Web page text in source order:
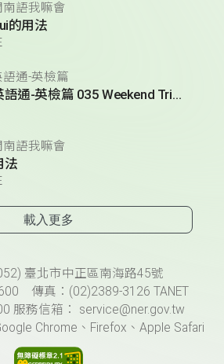
南語我嘛會
的用法
通-英檢篇
超級英語通-英檢篇 035 Weekend Trip- 週末旅遊
南語我嘛會
法
載入更多
臺北市中正區南海路45號
傳真：(02)2389-3126 TANET
服務信箱： service@ner.gov.tw
Chrome、Firefox、Apple Safari